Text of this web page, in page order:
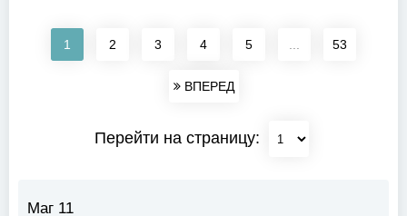
1 2 3 4 5 53
ВПЕРЕД
Перейти на страницу:
Маг 11